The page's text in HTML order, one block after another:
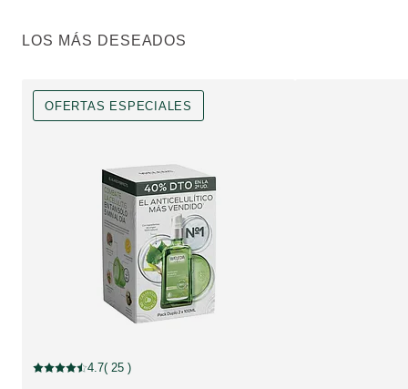
LOS MÁS DESEADOS
OFERTAS ESPECIALES
OFERTAS ESPECIALES, Descuento
Puntuación: 4.7 / 5 estrellas 25 valoraciones de usuarios
4.7( 25 )